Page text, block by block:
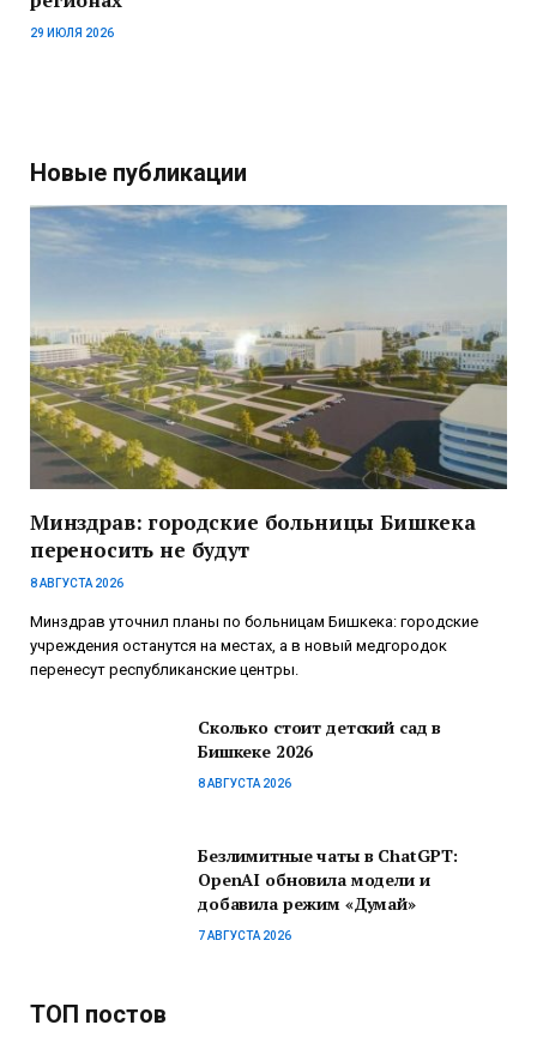
29 ИЮЛЯ 2026
Новые публикации
Минздрав: городские больницы Бишкека
переносить не будут
8 АВГУСТА 2026
Минздрав уточнил планы по больницам Бишкека: городские
учреждения останутся на местах, а в новый медгородок
перенесут республиканские центры.
Сколько стоит детский сад в
Бишкеке 2026
8 АВГУСТА 2026
Безлимитные чаты в ChatGPT:
OpenAI обновила модели и
добавила режим «Думай»
7 АВГУСТА 2026
ТОП постов